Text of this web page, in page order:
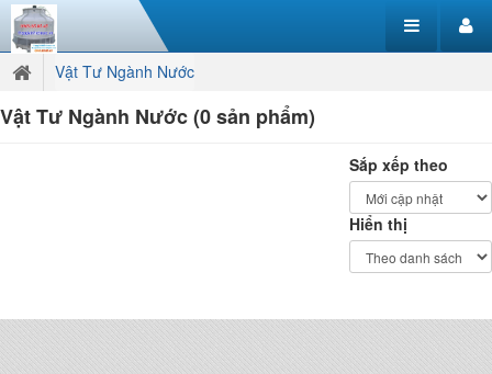
Vật Tư Ngành Nước
Vật Tư Ngành Nước (0 sản phẩm)
Sắp xếp theo
Hiển thị